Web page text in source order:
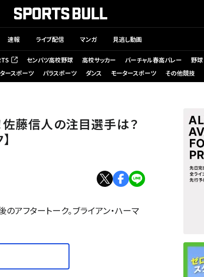
速報 ライブ配信 マンガ 見逃し動画
開く） センバツ高校野球 高校サッカー バーチャル春高バレー 野球
ースポーツ パラスポーツ ダンス モータースポーツ その他競技
佐藤信人の注目選手は？
アフタートーク。ブライアン・ハーマ